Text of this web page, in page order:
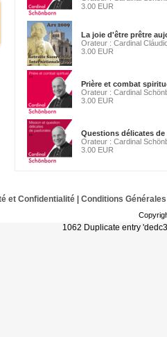
3.00 EUR
La joie d'être prêtre
Orateur : Cardinal
3.00 EUR
Prière et combat
Orateur : Cardinal
3.00 EUR
Questions délicates de
Orateur : Cardinal
3.00 EUR
et Confidentialité| Conditions Générales
1062 Duplicate entry